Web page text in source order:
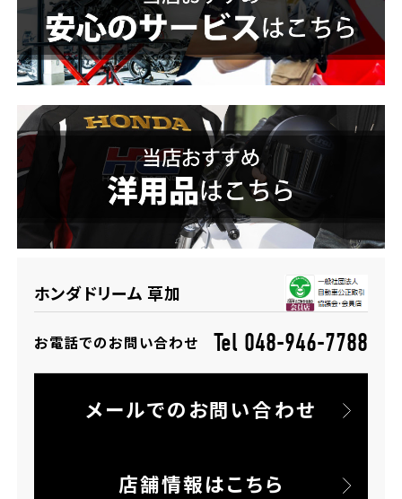
ホンダドリーム 草加
お電話でのお問い合わせ Tel 048-946-7788
メールでのお問い合わせ
店舗情報はこちら
千葉県
ホンダドリーム 船橋
ホンダドリーム 松戸
ホンダドリーム 蘇我
埼玉県
ホンダドリーム 所沢
ホンダドリーム 大宮
ホンダドリーム 西宮甲子園
奈良県
ホンダドリーム 奈良